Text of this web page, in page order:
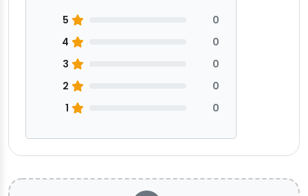
5
0
4
0
3
0
2
0
1
0